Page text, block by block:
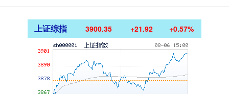
上证综指 3900.35 +21.92 +0.57%